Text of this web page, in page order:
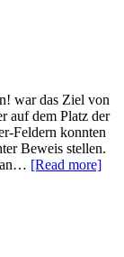
war das Ziel von
auf dem Platz der
Feldern konnten
Beweis stellen.
an… [Read more]